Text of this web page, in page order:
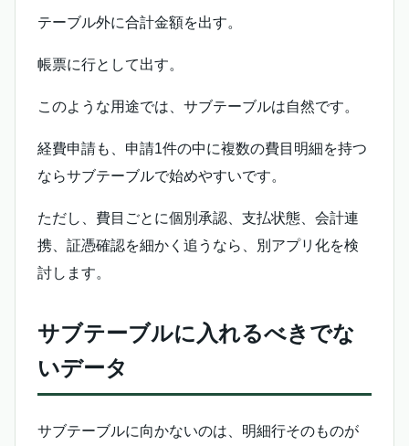
テーブル外に合計金額を出す。
帳票に行として出す。
このような用途では、サブテーブルは自然です。
経費申請も、申請1件の中に複数の費目明細を持つ
ならサブテーブルで始めやすいです。
ただし、費目ごとに個別承認、支払状態、会計連
携、証憑確認を細かく追うなら、別アプリ化を検
討します。
サブテーブルに入れるべきでな
いデータ
サブテーブルに向かないのは、明細行そのものが